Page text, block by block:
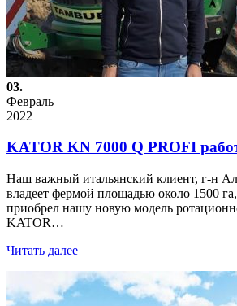
03.
Февраль
2022
KATOR KN 7000 Q PROFI
Наш важный итальянский клиент, г-н
владеет фермой площадью около 1500
приобрел нашу новую модель
KATOR…
Читать далее